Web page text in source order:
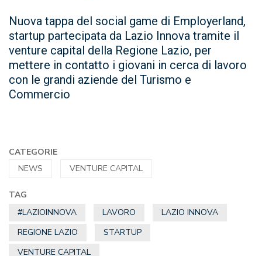
Nuova tappa del social game di Employerland,
startup partecipata da Lazio Innova tramite il
venture capital della Regione Lazio, per
mettere in contatto i giovani in cerca di lavoro
con le grandi aziende del Turismo e
Commercio
CATEGORIE
NEWS
VENTURE CAPITAL
TAG
#LAZIOINNOVA
LAVORO
LAZIO INNOVA
REGIONE LAZIO
STARTUP
VENTURE CAPITAL